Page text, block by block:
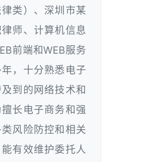
类）、深圳市某
师、计算机信息
前端和WEB服务
，十分熟悉电子
到的网络技术和
长电子商务和强
风险防控和相关
有效维护委托人